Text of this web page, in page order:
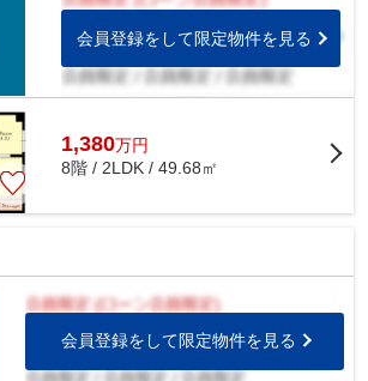
会員登録をして限定物件を見る
1,380万円
8階 / 2LDK / 49.68㎡
会員登録をして限定物件を見る